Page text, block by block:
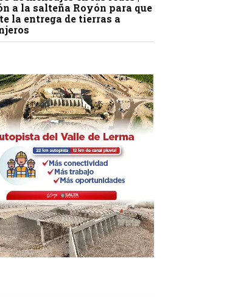
a la salteña Royón para que
la entrega de tierras a